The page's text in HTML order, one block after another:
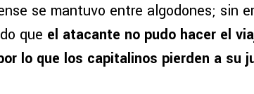
se mantuvo entre algodones; sin
que el atacante no pudo hacer el
lo que los capitalinos pierden a su